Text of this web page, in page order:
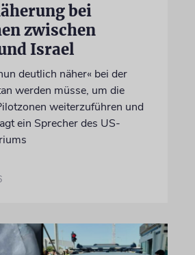
bei
zwischen
Israel
deutlich näher« bei der
werden müsse, um die
weiterzuführen und
ein Sprecher des US-